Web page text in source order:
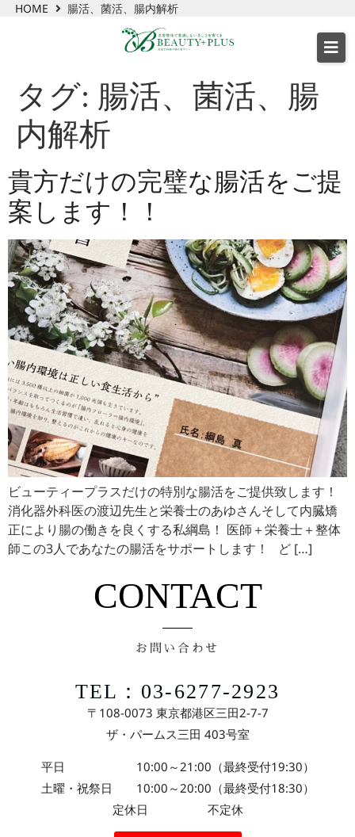
HOME 腸活、菌活、腸内解析
タグ: 腸活、菌活、腸
内解析
貴方だけの完璧な腸活をご提
案します！！
ビューティープラスだけの特別な腸活をご提供致します！
消化器外科医の渡辺先生と栄養士のあゆさんそして内臓矯
正により腸の働きを良くする私綱島！ 医師＋栄養士＋整体
師この3人であなたの腸活をサポートします！ ど […]
CONTACT
お問い合わせ
TEL：03-6277-2923
〒108-0073 東京都港区三田2-7-7
ザ・パームス三田 403号室
平日 10:00～21:00（最終受付19:30）
土曜・祝祭日 10:00～20:00（最終受付18:30）
定休日 不定休